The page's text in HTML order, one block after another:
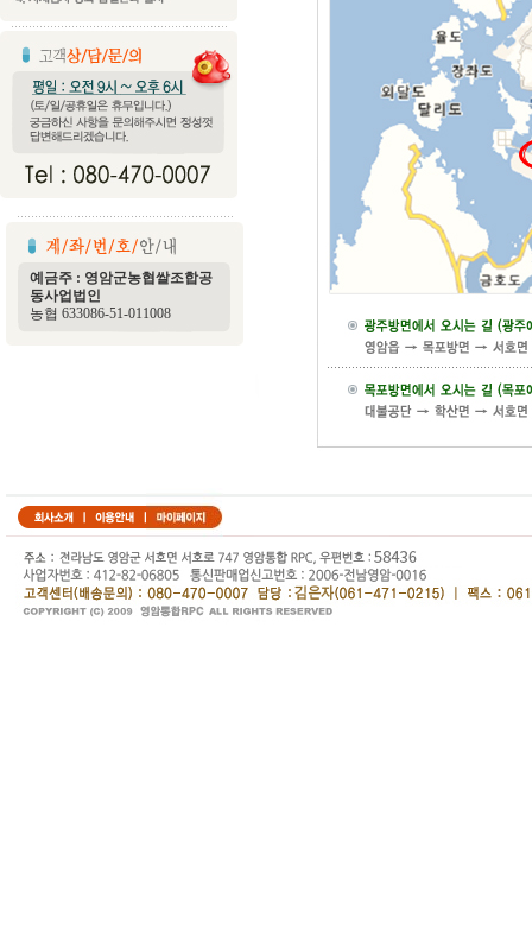
예금주 : 영암군농협쌀조합공
동사업법인
농협 633086-51-011008